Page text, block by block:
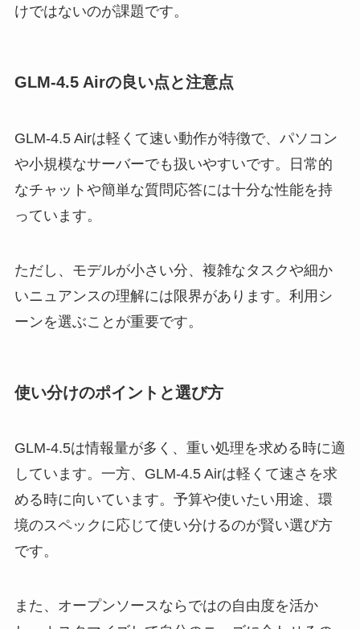
けではないのが課題です。
GLM‑4.5 Airの良い点と注意点
GLM‑4.5 Airは軽くて速い動作が特徴で、パソコン
や小規模なサーバーでも扱いやすいです。日常的
なチャットや簡単な質問応答には十分な性能を持
っています。
ただし、モデルが小さい分、複雑なタスクや細か
いニュアンスの理解には限界があります。利用シ
ーンを選ぶことが重要です。
使い分けのポイントと選び方
GLM‑4.5は情報量が多く、重い処理を求める時に適
しています。一方、GLM‑4.5 Airは軽くて速さを求
める時に向いています。予算や使いたい用途、環
境のスペックに応じて使い分けるのが賢い選び方
です。
また、オープンソースならではの自由度を活か